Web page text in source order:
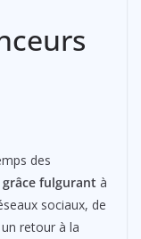
des
fulgurant à
sociaux, de
retour à la